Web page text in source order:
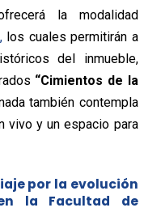
la modalidad
los cuales permitirán a
del inmueble,
“Cimientos de la
también contempla
vivo y un espacio para
por la evolución
la Facultad de